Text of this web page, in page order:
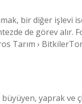
bir diğer işlevi
de görev alır.
Tarım ›
yaprak ve